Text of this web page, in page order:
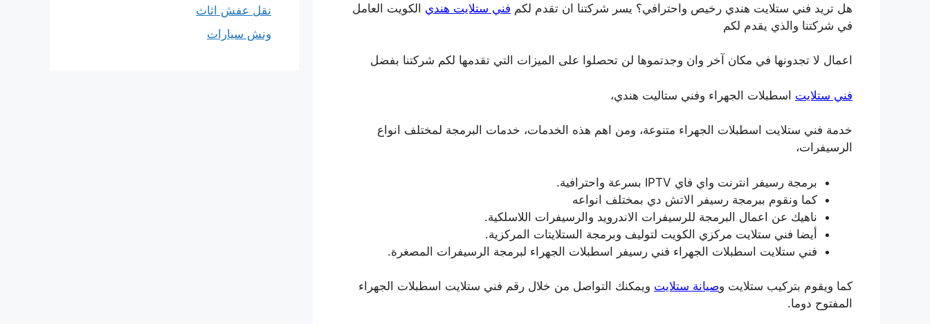
هل تريد فني ستلايت هندي رخيص واحترافي؟ يسر شركتنا ان تقدم لكم فني ستلايت هندي الكويت العامل
في شركتنا والذي يقدم لكم
اعمال لا تجدونها في مكان آخر وان وجدتموها لن تحصلوا على الميزات التي تقدمها لكم شركتنا بفضل
فني ستلايت اسطبلات الجهراء وفني ستاليت هندي،
خدمة فني ستلايت اسطبلات الجهراء متنوعة، ومن اهم هذه الخدمات، خدمات البرمجة لمختلف انواع
الرسيفرات،
برمجة رسيفر انترنت واي فاي IPTV بسرعة واحترافية.
كما ونقوم ببرمجة رسيفر الاتش دي بمختلف انواعه
ناهيك عن اعمال البرمجة للرسيفرات الاندرويد والرسيفرات اللاسلكية.
أيضا فني ستلايت مركزي الكويت لتوليف وبرمجة الستلايتات المركزية.
فني ستلايت اسطبلات الجهراء فني رسيفر اسطبلات الجهراء لبرمجة الرسيفرات المصغرة.
كما ويقوم بتركيب ستلايت وصيانة ستلايت ويمكنك التواصل من خلال رقم فني ستلايت اسطبلات الجهراء
المفتوح دوما.
نقل عفش اثاث
ونش سيارات